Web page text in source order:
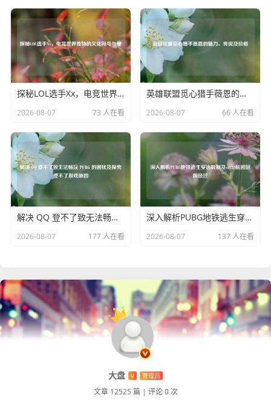
设置好营地战报的各项参数后，点击“确定”保存设置，之
后，当你完成一局游戏返回营地时,就能看到按照你设置的内
容呈现的详细战报啦。
合理设置和平精英营地战报，能让你在游戏之余，通过分析
战报数据不断提升自己的游戏水平，更好地享受和平精英带
探秘LOL选手Xx，电竞世界独特的文化符号与梗
2026-08-07 73 人在看
英雄联盟觅心猎手薇恩的魅力、传说及价格
2026-08-07 66 人在看
解决 QQ 登不了致无法畅玩 PUBG 的困扰及探究登不了游戏原因
2026-08-07 177 人在看
深入解析PUBG地铁逃生穿透机制及ca722航班回国经过
2026-08-07 137 人在看
大盘 V 管理员
文章 12525 篇 | 评论 0 次